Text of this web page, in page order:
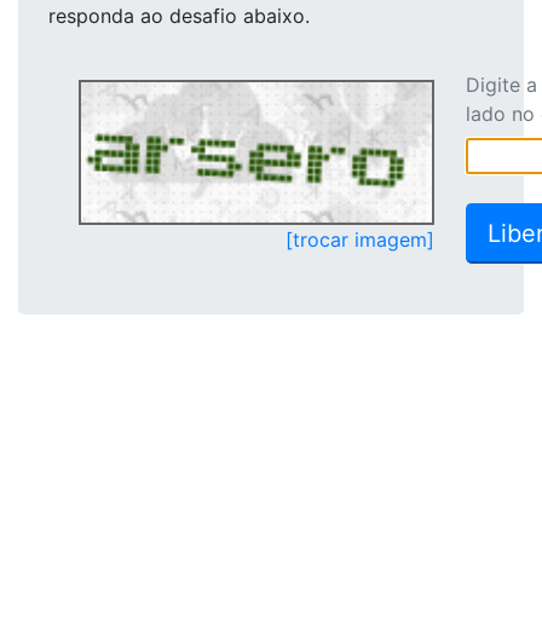
responda ao desafio abaixo.
[trocar imagem]
Digite
lado no